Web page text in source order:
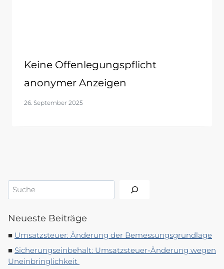
Keine Offenlegungspflicht
anonymer Anzeigen
26. September 2025
Suchen
Neueste Beiträge
Umsatzsteuer: Änderung der Bemessungsgrundlage
Sicherungseinbehalt: Umsatzsteuer-Änderung wegen
Uneinbringlichkeit